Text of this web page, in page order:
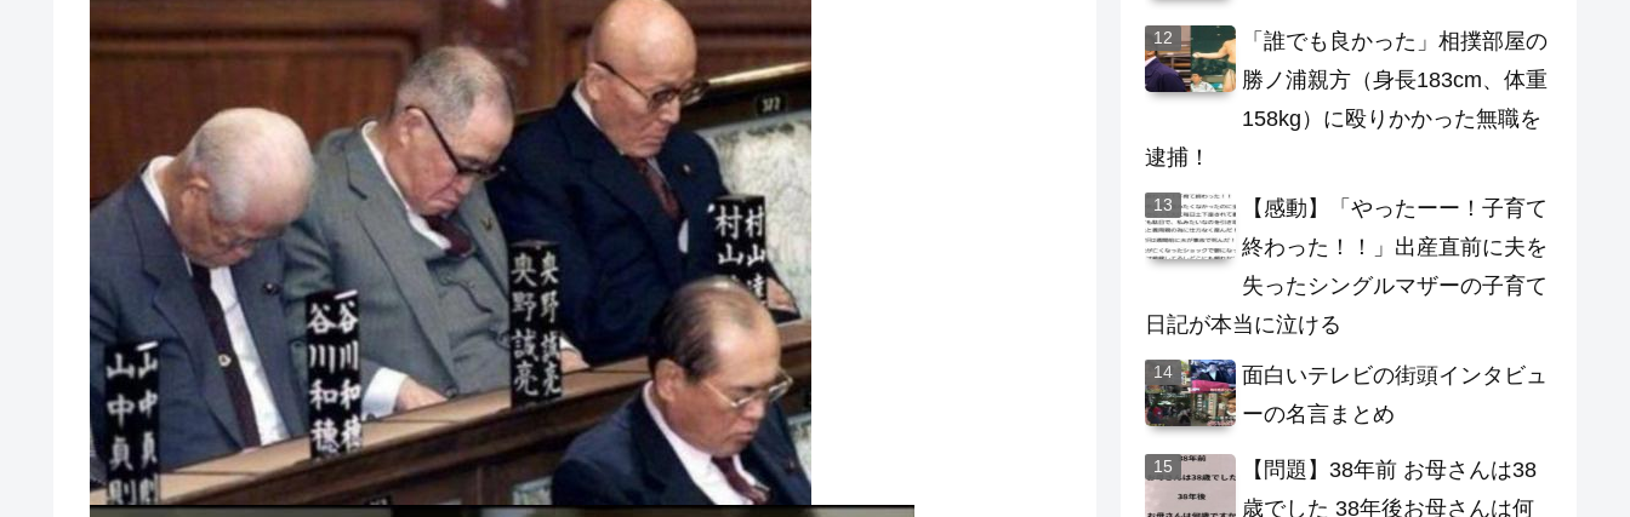
「誰でも良かった」相撲部屋の
勝ノ浦親方（身長183cm、体重
158kg）に殴りかかった無職を
逮捕！
【感動】「やったーー！子育て
終わった！！」出産直前に夫を
失ったシングルマザーの子育て
日記が本当に泣ける
面白いテレビの街頭インタビュ
ーの名言まとめ
【問題】38年前 お母さんは38
歳でした 38年後お母さんは何